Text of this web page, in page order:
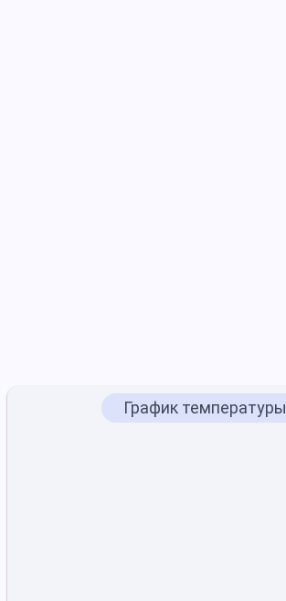
График температуры